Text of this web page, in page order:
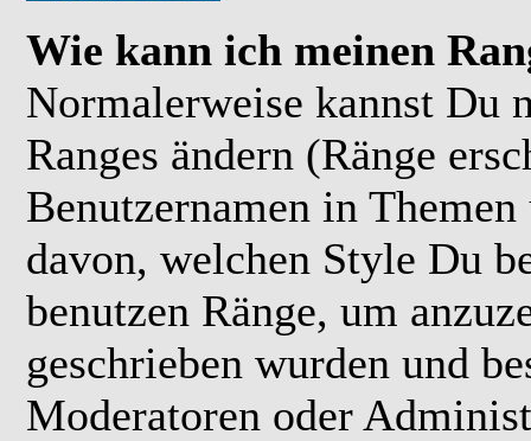
Wie kann ich meinen
Normalerweise kannst Du
Ranges ändern (Ränge
Benutzernamen in
davon, welchen Style Du
benutzen Ränge, um
geschrieben wurden und
Moderatoren oder